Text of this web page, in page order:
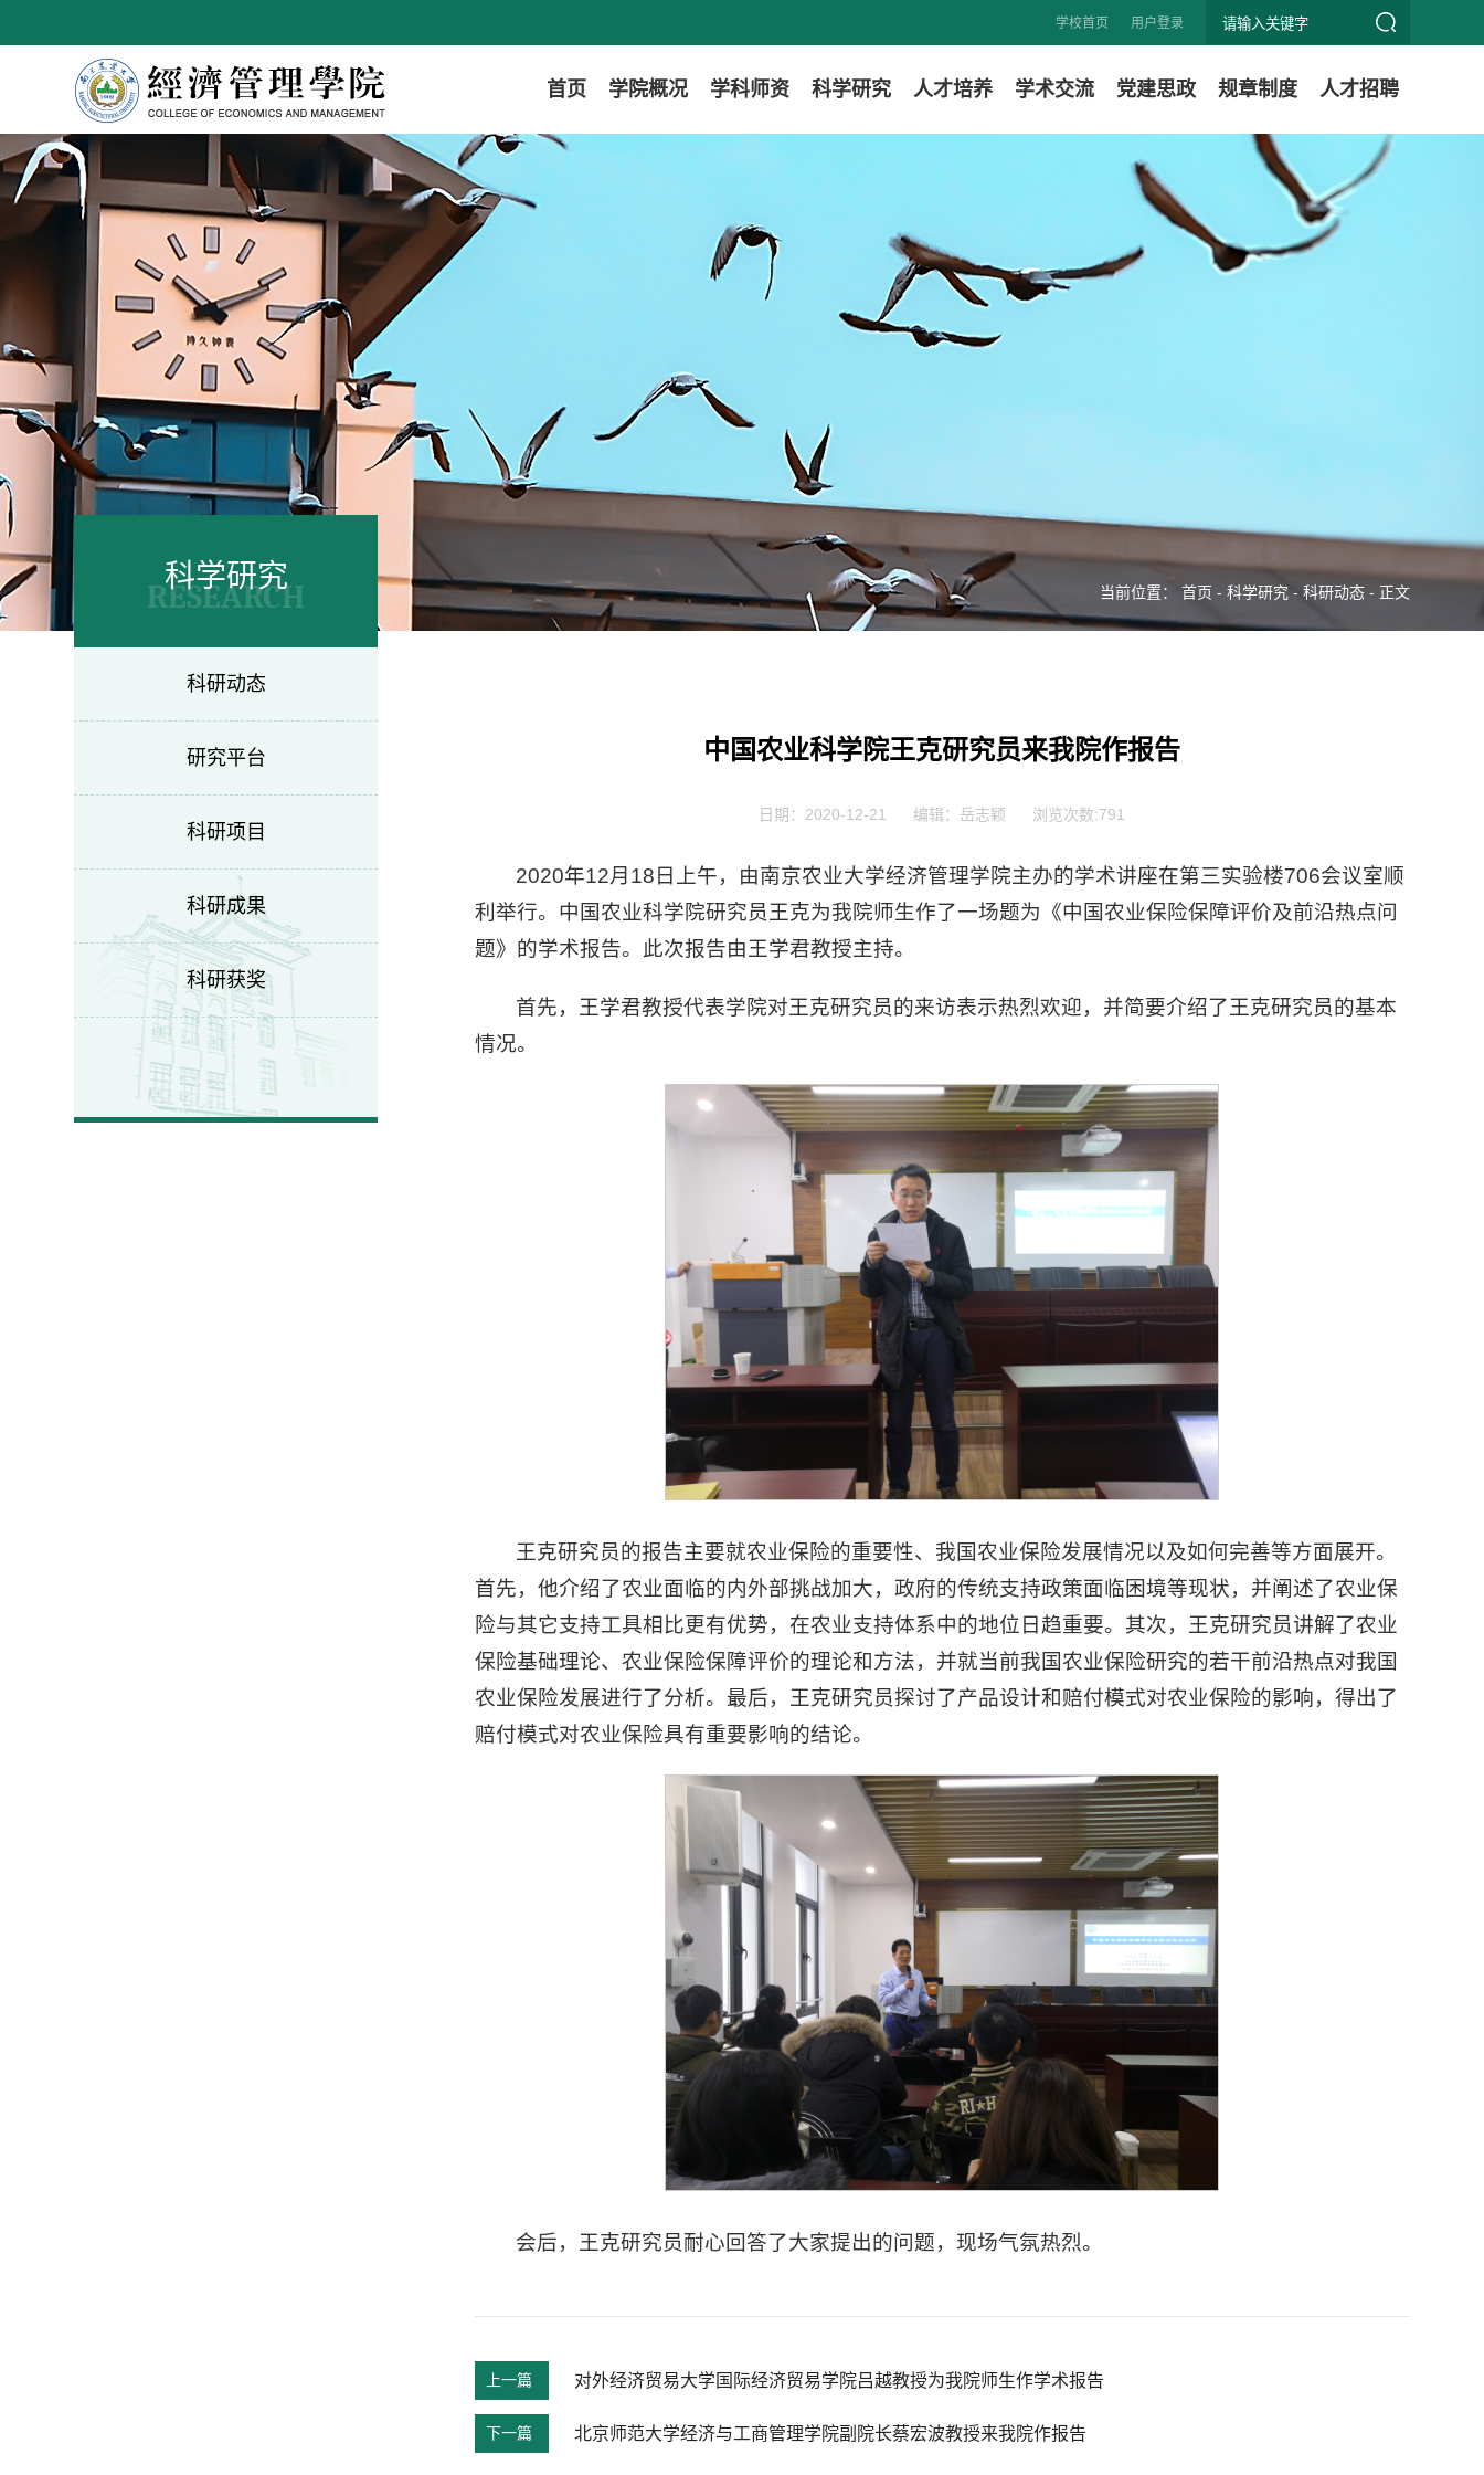
学校首页 用户登录
首页 学院概况 学科师资 科学研究 人才培养 学术交流 党建思政 规章制度 人才招聘
科学研究
RESEARCH
科研动态
研究平台
科研项目
科研成果
科研获奖
当前位置： 首页 - 科学研究- 科研动态- 正文
中国农业科学院王克研究员来我院作报告
日期：2020-12-21 编辑：岳志颖 浏览次数:791
2020年12月18日上午，由南京农业大学经济管理学院主办的学术讲座在第三实验楼706会议室顺
利举行。中国农业科学院研究员王克为我院师生作了一场题为《中国农业保险保障评价及前沿热点问
题》的学术报告。此次报告由王学君教授主持。
首先，王学君教授代表学院对王克研究员的来访表示热烈欢迎，并简要介绍了王克研究员的基本
情况。
王克研究员的报告主要就农业保险的重要性、我国农业保险发展情况以及如何完善等方面展开。
首先，他介绍了农业面临的内外部挑战加大，政府的传统支持政策面临困境等现状，并阐述了农业保
险与其它支持工具相比更有优势，在农业支持体系中的地位日趋重要。其次，王克研究员讲解了农业
保险基础理论、农业保险保障评价的理论和方法，并就当前我国农业保险研究的若干前沿热点对我国
农业保险发展进行了分析。最后，王克研究员探讨了产品设计和赔付模式对农业保险的影响，得出了
赔付模式对农业保险具有重要影响的结论。
会后，王克研究员耐心回答了大家提出的问题，现场气氛热烈。
上一篇 对外经济贸易大学国际经济贸易学院吕越教授为我院师生作学术报告
下一篇 北京师范大学经济与工商管理学院副院长蔡宏波教授来我院作报告